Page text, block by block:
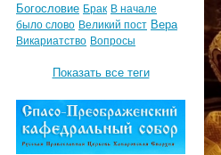
Богословие Брак В начале
было слово Великий пост Вера
Викариатство Вопросы
Показать все теги